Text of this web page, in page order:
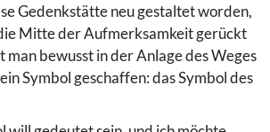
Gedenkstätte neu gestaltet worden,
Mitte der Aufmerksamkeit gerückt
bewusst in der Anlage des Weges
Symbol geschaffen: das Symbol des